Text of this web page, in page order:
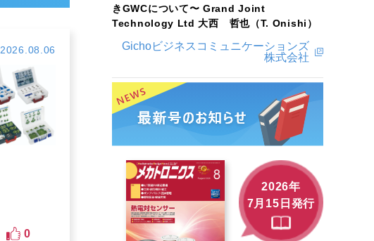
2026.08.06
0
きGWCについて〜 Grand Joint
Technology Ltd 大西 哲也（T. Onishi）
Gichoビジネスコミュニケーションズ
株式会社
2026年
7月15日発行